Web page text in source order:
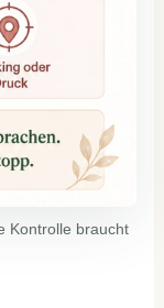
Kontrolle braucht